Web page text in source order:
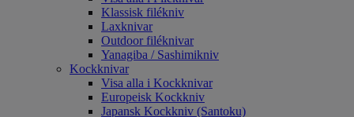
Klassisk filékniv
Laxknivar
Outdoor filéknivar
Yanagiba / Sashimikniv
Kockknivar
Visa alla i Kockknivar
Europeisk Kockkniv
Japansk Kockkniv (Santoku)